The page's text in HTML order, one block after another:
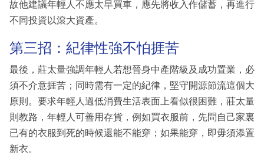
故他建議年輕人不應太早買車，應先將收入作儲蓄，再進行
不同投資以滾大資產。
第三招：紀律性強不怕捱苦
最後，莊太量強調年輕人若想晉身中產階級及成功置業，必
須不介意捱苦；同時需有一定的紀律，堅守開源節流這個大
原則。要求年輕人過低消費生活表面上看似很困難，莊太量
則教路，年輕人可善用存貨，例如買衣服前，先問自己家裏
已有的衣服到死的時候還能不能穿；如果能穿，即毋須添置
新衣。